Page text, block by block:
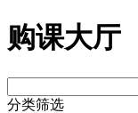
购课大厅
分类筛选